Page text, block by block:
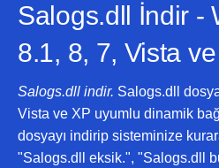
Salogs.dll İndir -
8.1, 8, 7, Vista
Salogs.dll indir. Salogs.dll
Vista ve XP uyumlu dinamik
dosyayı indirip sisteminize
"Salogs.dll eksik.", "Salogs.dll